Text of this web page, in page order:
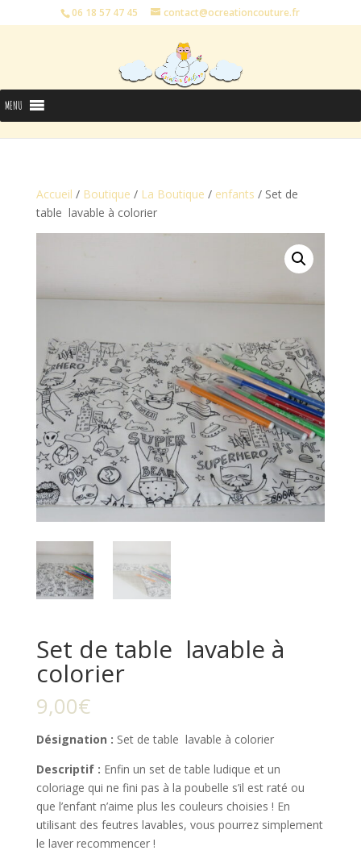
06 18 57 47 45 contact@ocreationcouture.fr
MENU
Accueil / Boutique / La Boutique / enfants / Set de
table lavable à colorier
Set de table lavable à
colorier
9,00€
Désignation : Set de table lavable à colorier
Descriptif : Enfin un set de table ludique et un
coloriage qui ne fini pas à la poubelle s’il est raté ou
que l’enfant n’aime plus les couleurs choisies ! En
utilisant des feutres lavables, vous pourrez simplement
le laver recommencer !